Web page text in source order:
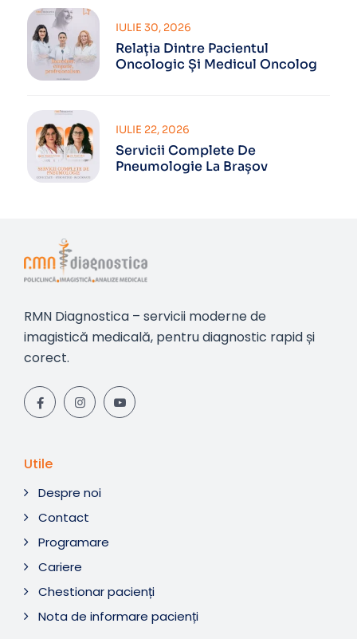
Relația Dintre Pacientul
Oncologic Și Medicul Oncolog
IULIE 30, 2026
Servicii Complete De
Pneumologie La Brașov
IULIE 22, 2026
RMN Diagnostica – servicii moderne de
imagistică medicală, pentru diagnostic rapid și
corect.
Utile
Despre noi
Contact
Programare
Cariere
Chestionar pacienți
Nota de informare pacienți